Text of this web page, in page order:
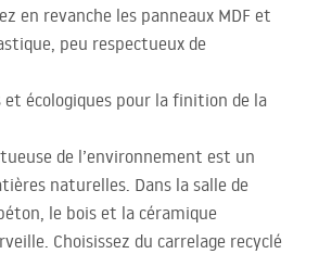
en revanche les panneaux MDF et
peu respectueux de
écologiques pour la finition de la
de l’environnement est un
naturelles. Dans la salle de
le bois et la céramique
Choisissez du carrelage recyclé